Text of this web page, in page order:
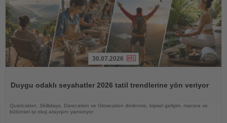
30.07.2026
Duygu odaklı seyahatler 2026 tatil trendlerine yön veriyor
Quietcation, Skillidays, Darecation ve Glowcation dinlenme, kişisel gelişim, macera ve
bütünsel iyi oluş arayışını yansıtıyor